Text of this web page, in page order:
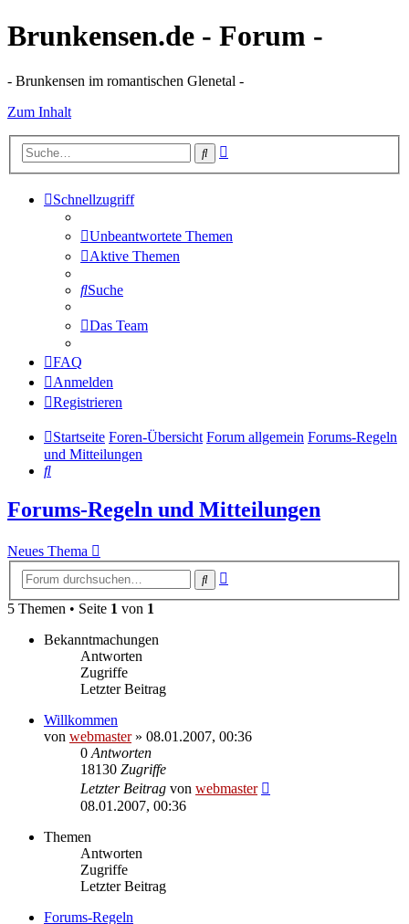
Brunkensen.de - Forum -
- Brunkensen im romantischen Glenetal -
Zum Inhalt
Suche
Schnellzugriff
Unbeantwortete Themen
Aktive Themen
Suche
Das Team
FAQ
Anmelden
Registrieren
Startseite Foren-Übersicht Forum allgemein Forums-Regeln
und Mitteilungen
Suche
Forums-Regeln und Mitteilungen
Neues Thema
Suche
5 Themen • Seite 1 von 1
Bekanntmachungen
Antworten
Zugriffe
Letzter Beitrag
Willkommen
von webmaster» 08.01.2007, 00:36
0 Antworten
18130 Zugriffe
Letzter Beitrag von webmaster
08.01.2007, 00:36
Themen
Antworten
Zugriffe
Letzter Beitrag
Forums-Regeln